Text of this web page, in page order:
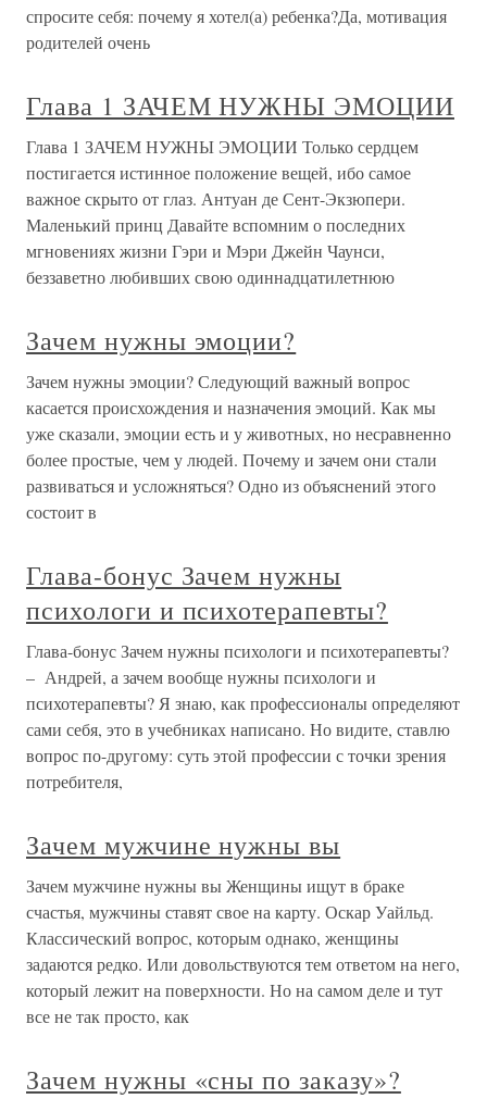
спросите себя: почему я хотел(а) ребенка?Да, мотивация
родителей очень
Глава 1 ЗАЧЕМ НУЖНЫ ЭМОЦИИ
Глава 1 ЗАЧЕМ НУЖНЫ ЭМОЦИИ Только сердцем
постигается истинное положение вещей, ибо самое
важное скрыто от глаз. Антуан де Сент-Экзюпери.
Маленький принц Давайте вспомним о последних
мгновениях жизни Гэри и Мэри Джейн Чаунси,
беззаветно любивших свою одиннадцатилетнюю
Зачем нужны эмоции?
Зачем нужны эмоции? Следующий важный вопрос
касается происхождения и назначения эмоций. Как мы
уже сказали, эмоции есть и у животных, но несравненно
более простые, чем у людей. Почему и зачем они стали
развиваться и усложняться? Одно из объяснений этого
состоит в
Глава-бонус Зачем нужны
психологи и психотерапевты?
Глава-бонус Зачем нужны психологи и психотерапевты?
– Андрей, а зачем вообще нужны психологи и
психотерапевты? Я знаю, как профессионалы определяют
сами себя, это в учебниках написано. Но видите, ставлю
вопрос по-другому: суть этой профессии с точки зрения
потребителя,
Зачем мужчине нужны вы
Зачем мужчине нужны вы Женщины ищут в браке
счастья, мужчины ставят свое на карту. Оскар Уайльд.
Классический вопрос, которым однако, женщины
задаются редко. Или довольствуются тем ответом на него,
который лежит на поверхности. Но на самом деле и тут
все не так просто, как
Зачем нужны «сны по заказу»?